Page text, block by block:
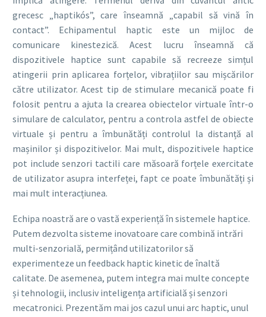
grecesc „haptikós”, care înseamnă „capabil să vină în
contact”. Echipamentul haptic este un mijloc de
comunicare kinestezică.Acest lucru înseamnă că
dispozitivele haptice sunt capabile să recreeze simțul
atingerii prin aplicarea forțelor, vibrațiilor sau mișcărilor
către utilizator.Acest tip de stimulare mecanică poate fi
folosit pentru a ajuta la crearea obiectelor virtuale într-o
simulare de calculator, pentru a controla astfel de obiecte
virtuale și pentru a îmbunătăți controlul la distanță al
mașinilor și dispozitivelor. Mai mult, dispozitivele haptice
pot include senzori tactili care măsoară forțele exercitate
de utilizator asupra interfeței, fapt ce poate îmbunătăți și
mai mult interacțiunea.
Echipa noastră are o vastă experiență în sistemele haptice.
Putem dezvolta sisteme inovatoare care combină intrări
multi-senzorială, permițând utilizatorilor să
experimenteze un feedback haptic kinetic de înaltă
calitate. De asemenea, putem integra mai multe concepte
și tehnologii, inclusiv inteligența artificială și senzori
mecatronici. Prezentăm mai jos cazul unui arc haptic, unul